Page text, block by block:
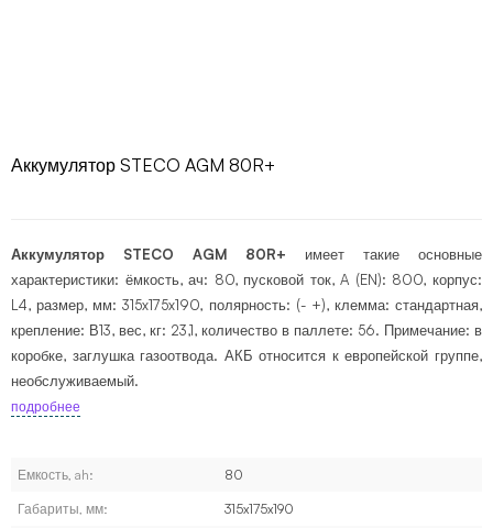
Аккумулятор STECO AGM 80R+
Аккумулятор STECO AGM 80R+ имеет такие основные
характеристики: ёмкость, ач: 80, пусковой ток, A (EN): 800, корпус:
L4, размер, мм: 315x175x190, полярность: (- +), клемма: стандартная,
крепление: В13, вес, кг: 23,1, количество в паллете: 56. Примечание: в
коробке, заглушка газоотвода. АКБ относится к европейской группе,
необслуживаемый.
подробнее
Емкость, ah: 80
Габариты, мм: 315x175x190